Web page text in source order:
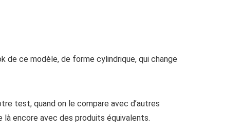
de ce modèle, de forme cylindrique, qui change
test, quand on le compare avec d’autres
encore avec des produits équivalents.